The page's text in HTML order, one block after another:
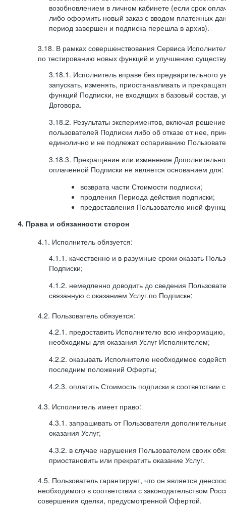
возобновлением в личном кабинете (если срок
либо оформить новый заказ с вводом платежных
период завершен и подписка перешла в архив).
3.18. В рамках совершенствования Сервиса
по тестированию новых функций и улучшению
3.18.1. Исполнитель вправе без предварительного
запускать, изменять, приостанавливать и
функций Подписки, не входящих в базовый состав,
Договора.
3.18.2. Результаты экспериментов, включая
пользователей Подписки либо об отказе от нее,
единолично и не подлежат оспариванию
3.18.3. Прекращение или изменение
оплаченной Подписки не является основанием для:
возврата части Стоимости подписки;
продления Периода действия подписки;
предоставления Пользователю иной
4. Права и обязанности сторон
4.1. Исполнитель обязуется:
4.1.1. качественно и в разумные сроки оказать
Подписки;
4.1.2. немедленно доводить до сведения
связанную с оказанием Услуг по Подписке;
4.2. Пользователь обязуется:
4.2.1. предоставить Исполнителю всю
необходимы для оказания Услуг Исполнителем;
4.2.2. оказывать Исполнителю необходимое
последним положений Оферты;
4.2.3. оплатить Стоимость подписки в
4.3. Исполнитель имеет право:
4.3.1. запрашивать от Пользователя
оказания Услуг;
4.3.2. в случае нарушения Пользователем своих
приостановить или прекратить оказание Услуг.
4.5. Пользователь гарантирует, что он является
необходимого в соответствии с законодательством
совершения сделки, предусмотренной Офертой.